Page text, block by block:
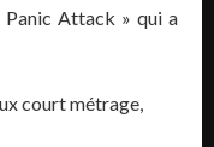
Attack » qui a
court métrage,